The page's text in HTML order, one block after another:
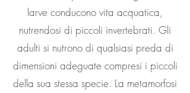
larve conducono vita acquatica,
nutrendosi di piccoli invertebrati. Gli
adulti si nutrono di qualsiasi preda di
dimensioni adeguate compresi i piccoli
della sua stessa specie. La metamorfosi